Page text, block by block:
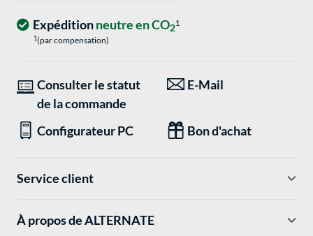
Expéditionneutre en CO21
1(par compensation)
Consulter le statut
de la commande
E-Mail
Configurateur PC Bon d'achat
Service client
À propos de ALTERNATE